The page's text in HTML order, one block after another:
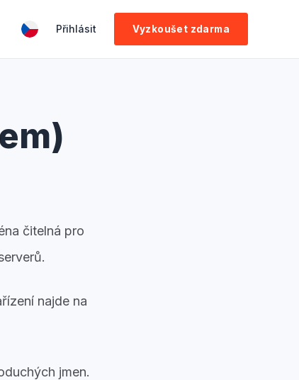
Přihlásit Vyzkoušet zdarma
čitelná pro
najde na
jmen.